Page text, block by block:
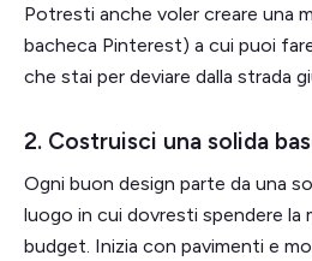
Potresti anche voler creare una
bacheca Pinterest) a cui puoi
che stai per deviare dalla strada
2. Costruisci una solida
Ogni buon design parte da una
luogo in cui dovresti spendere la
budget. Inizia con pavimenti e